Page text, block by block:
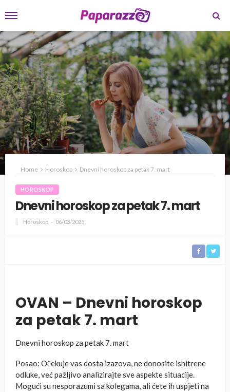
Home Horoskop Dnevni horoskop za petak 7. mart
HOROSKOP
Dnevni horoskop za petak 7. mart
Horoskop 06/03/2025
OVAN – Dnevni horoskop
za petak 7. mart
Dnevni horoskop za petak 7. mart
Posao: Očekuje vas dosta izazova, ne donosite ishitrene
odluke, već pažljivo analizirajte sve aspekte situacije.
Mogući su nesporazumi sa kolegama, ali ćete ih uspjeti na